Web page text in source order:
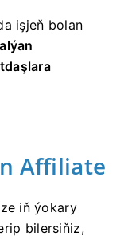
işjeň bolan
alýan
Affiliate
iň ýokary
bilersiňiz,